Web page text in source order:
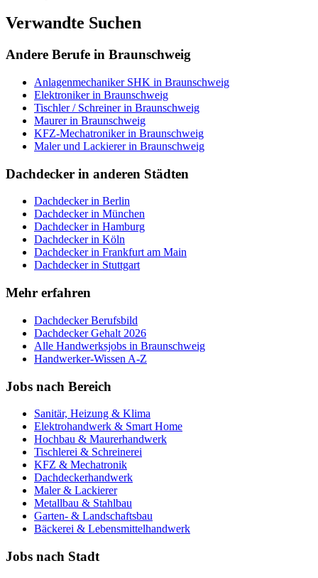
Verwandte Suchen
Andere Berufe in Braunschweig
Anlagenmechaniker SHK in Braunschweig
Elektronikerin Braunschweig
Tischler / Schreinerin Braunschweig
Maurerin Braunschweig
KFZ-Mechatronikerin Braunschweig
Maler und Lackiererin Braunschweig
Dachdecker in anderen Städten
Dachdeckerin Berlin
Dachdeckerin München
Dachdeckerin Hamburg
Dachdeckerin Köln
Dachdeckerin Frankfurt am Main
Dachdeckerin Stuttgart
Mehr erfahren
DachdeckerBerufsbild
DachdeckerGehalt 2026
Alle Handwerksjobs in Braunschweig
Handwerker-Wissen A-Z
Jobs nach Bereich
Sanitär, Heizung & Klima
Elektrohandwerk & Smart Home
Hochbau & Maurerhandwerk
Tischlerei & Schreinerei
KFZ & Mechatronik
Dachdeckerhandwerk
Maler & Lackierer
Metallbau & Stahlbau
Garten- & Landschaftsbau
Bäckerei & Lebensmittelhandwerk
Jobs nach Stadt